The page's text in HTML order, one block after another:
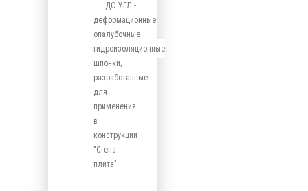
ДО УГЛ -
деформационные
опалубочные
гидроизоляционные
шпонки,
разработанные
для
применения
в
конструкции
"Стена-
плита"